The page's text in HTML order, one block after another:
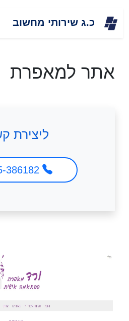
כ.ג שירותי מחשוב
אתר למאפרת
ליצירת